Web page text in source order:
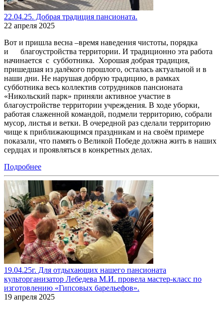
22.04.25. Добрая традиция пансионата.
22 апреля 2025
Вот и пришла весна –время наведения чистоты, порядка
и благоустройства территории. И традиционно эта работа
начинается с субботника. Хорошая добрая традиция,
пришедшая из далёкого прошлого, осталась актуальной и в
наши дни. Не нарушая добрую традицию, в рамках
субботника весь коллектив сотрудников пансионата
«Никольский парк» приняли активное участие в
благоустройстве территории учреждения. В ходе уборки,
работая слаженной командой, подмели территорию, собрали
мусор, листья и ветки. В очередной раз сделали территорию
чище к приближающимся праздникам и на своём примере
показали, что память о Великой Победе должна жить в наших
сердцах и проявляться в конкретных делах.
Подробнее
19.04.25г. Для отдыхающих нашего пансионата
культорганизатор Лебедева М.И. провела мастер-класс по
изготовлению «Гипсовых барельефов».
19 апреля 2025